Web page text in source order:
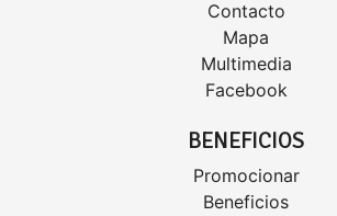
Contacto
Mapa
Multimedia
Facebook
BENEFICIOS
Promocionar
Beneficios